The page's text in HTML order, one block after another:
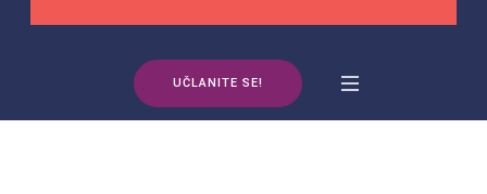
UČLANITE SE!